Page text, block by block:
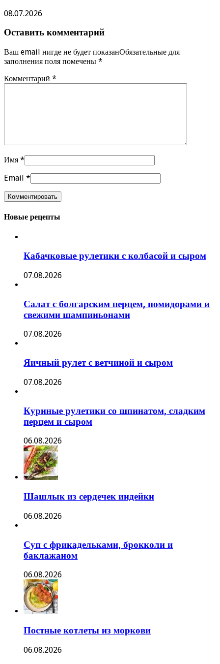
08.07.2026
Оставить комментарий
Ваш email нигде не будет показанОбязательные для
заполнения поля помечены *
Комментарий *
Имя *
Email *
Новые рецепты
Кабачковые рулетики с колбасой и сыром
07.08.2026
Салат с болгарским перцем, помидорами и
свежими шампиньонами
07.08.2026
Яичный рулет с ветчиной и сыром
07.08.2026
Куриные рулетики со шпинатом, сладким
перцем и сыром
06.08.2026
Шашлык из сердечек индейки
06.08.2026
Суп с фрикадельками, брокколи и
баклажаном
06.08.2026
Постные котлеты из моркови
06.08.2026